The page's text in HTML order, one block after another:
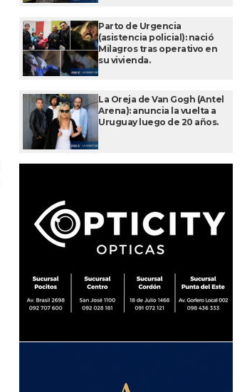
Parto de Urgencia
(asistencia policial): nació
Milagros tras operativo en
su vivienda.
La Oreja de Van Gogh (Antel
Arena): anuncia la vuelta a
Uruguay luego de 20 años.